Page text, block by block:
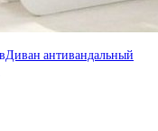
Диван антивандальный